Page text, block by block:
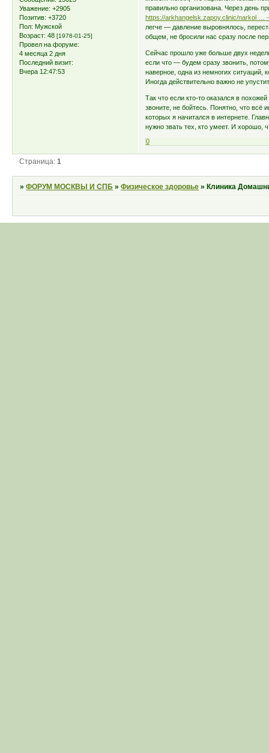
Уважение: +2905
Позитив: +3720
Пол: Мужской
Возраст: 48 [1978-01-25]
Провел на форуме:
4 месяца 2 дня
Последний визит:
Вчера 12:47:53
правильно организована. Через день
https://arkhangelsk.zapoy.clinic/narkol …
легче — давление выровнялось,
общем, не бросили нас сразу после
Сейчас прошло уже больше двух
если что — будем сразу звонить,
наверное, одна из немногих ситуаций,
Иногда действительно важно не
Так что если кто-то оказался в
звоните, не бойтесь. Понятно, что всё
которых я начитался в интернете.
нужно звать тех, кто умеет. И хорошо,
0
Страница:1
»ФОРУМ МОСКВЫ И СПБ »Физическое здоровье »Клиника